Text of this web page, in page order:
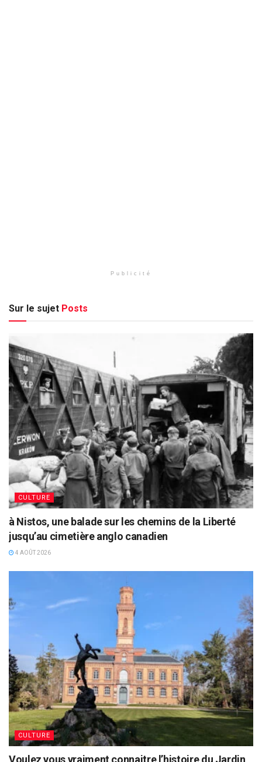
Publicité
Sur le sujet Posts
CULTURE
à Nistos, une balade sur les chemins de la Liberté
jusqu’au cimetière anglo canadien
4 AOÛT 2026
CULTURE
Voulez vous vraiment connaitre l’histoire du Jardin